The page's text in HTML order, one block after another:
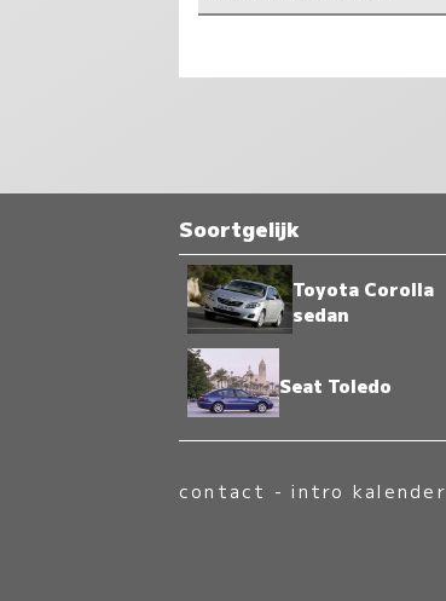
Soortgelijk
Toyota Corolla
sedan
Seat Toledo
contact -intro kalender